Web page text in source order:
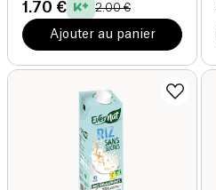
1.70 € 2.00 €
Ajouter au panier